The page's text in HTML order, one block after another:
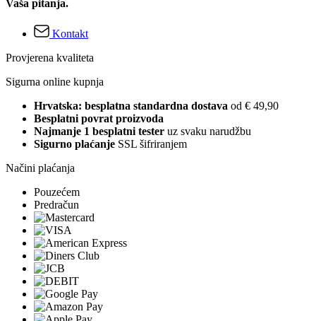
Vaša pitanja.
Kontakt
Provjerena kvaliteta
Sigurna online kupnja
Hrvatska: besplatna standardna dostava od € 49,90
Besplatni povrat proizvoda
Najmanje 1 besplatni tester uz svaku narudžbu
Sigurno plaćanje SSL šifriranjem
Načini plaćanja
Pouzećem
Predračun